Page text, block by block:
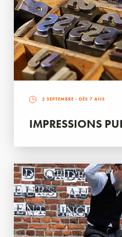
2 SEPTEMBRE - DÈS 7 ANS
IMPRESSIONS